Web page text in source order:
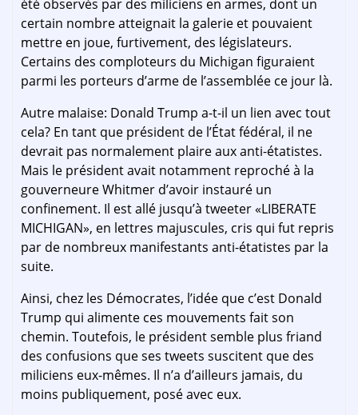
été observés par des miliciens en armes, dont un
certain nombre atteignait la galerie et pouvaient
mettre en joue, furtivement, des législateurs.
Certains des comploteurs du Michigan figuraient
parmi les porteurs d’arme de l’assemblée ce jour là.
Autre malaise: Donald Trump a-t-il un lien avec tout
cela? En tant que président de l’État fédéral, il ne
devrait pas normalement plaire aux anti-étatistes.
Mais le président avait notamment reproché à la
gouverneure Whitmer d’avoir instauré un
confinement. Il est allé jusqu’à tweeter «LIBERATE
MICHIGAN», en lettres majuscules, cris qui fut repris
par de nombreux manifestants anti-étatistes par la
suite.
Ainsi, chez les Démocrates, l’idée que c’est Donald
Trump qui alimente ces mouvements fait son
chemin. Toutefois, le président semble plus friand
des confusions que ses tweets suscitent que des
miliciens eux-mêmes. Il n’a d’ailleurs jamais, du
moins publiquement, posé avec eux.